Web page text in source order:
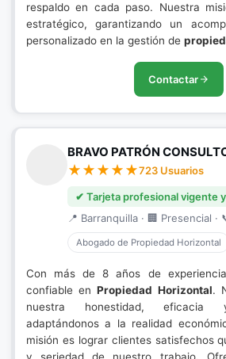
respaldo en cada paso. Nuestra
estratégico, garantizando un
personalizado en la gestión de
Contactar
BRAVO PATRÓN
723 Usuarios
✔ Tarjeta profesional vigente
📍 Barranquilla · 🏢 Presencial ·
Abogado de Propiedad Horizontal
Con más de 8 años de
confiable enPropiedad Horizontal.
nuestra honestidad, eficacia y
adaptándonos a la realidad
misión es lograr clientes satisfechos